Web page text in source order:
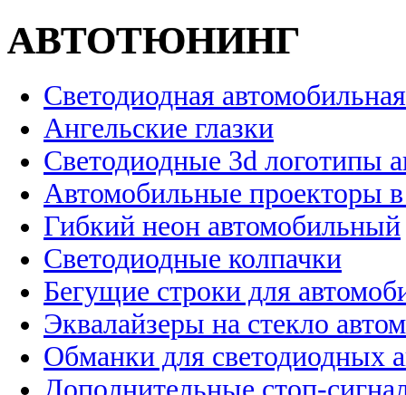
АВТОТЮНИНГ
Светодиодная
Ангельские глазки
Светодиодные 3d логотипы
Автомобильные проекторы
Гибкий неон автомобильный
Светодиодные колпачки
Бегущие строки для
Эквалайзеры на стекло
Обманки для светодиодных